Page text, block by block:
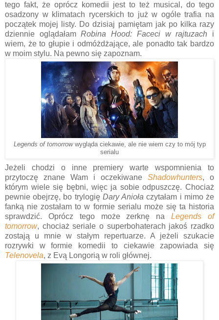
tego fakt, że oprócz komedii jest to też musical, do tego
osadzony w klimatach rycerskich to już w ogóle trafia na
początek mojej listy. Do dzisiaj pamiętam jak po kilka razy
dziennie oglądałamRobina Hood: Faceci w rajtuzach i
wiem, że to głupie i odmóżdżające, ale ponadto tak bardzo
w moim stylu. Na pewno się zapoznam.
Legends of tomorrow wygląda ciekawie, ale nie wiem czy to mój typ
serialu
Jeżeli chodzi o inne premiery warte wspomnienia to
przytoczę znane Wam i oczekiwane Shadowhunters, o
którym wiele się bębni, więc ja sobie odpuszczę. Chociaż
pewnie obejrzę, bo trylogię Dary Aniołaczytałam i mimo że
fanką nie zostałam to w formie serialu może się ta historia
sprawdzić. Oprócz tego może zerknę naLegends of
tomorrow, chociaż seriale o superbohaterach jakoś rzadko
zostają u mnie w stałym repertuarze. A jeżeli szukacie
rozrywki w formie komedii to ciekawie zapowiada się
Telenovela, z Evą Longorią w roli głównej.